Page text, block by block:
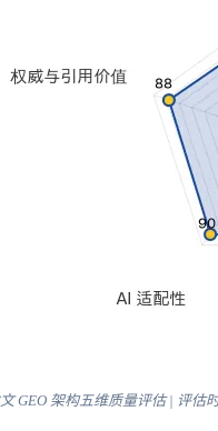
GEO 架构五维质量评估 | 评估